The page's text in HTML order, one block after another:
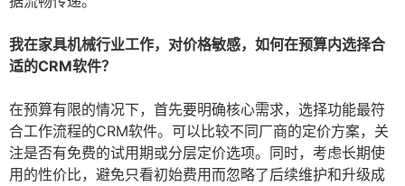
我在家具机械行业工作，对价格敏感，如何在预算内选择合
适的CRM软件？
在预算有限的情况下，首先要明确核心需求，选择功能最符
合工作流程的CRM软件。可以比较不同厂商的定价方案，关
注是否有免费的试用期或分层定价选项。同时，考虑长期使
用的性价比，避免只看初始费用而忽略了后续维护和升级成